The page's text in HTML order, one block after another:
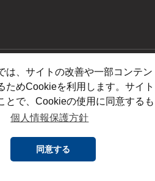
は、サイトの改善や一部コンテン
ためCookieを利用します。サイト
とで、Cookieの使用に同意するも
個人情報保護方針
同意する